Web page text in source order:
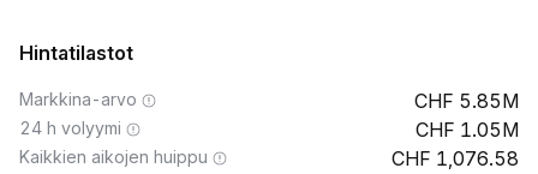
Hintatilastot
Markkina-arvo 5.85M
24 h volyymi 1.05M
Kaikkien aikojen huippu 1,076.58